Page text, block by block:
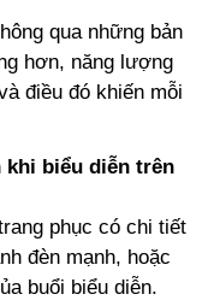
qua những bản
hơn, năng lượng
điều đó khiến mỗi
khi biểu diễn trên
phục có chi tiết
đèn mạnh, hoặc
buổi biểu diễn.